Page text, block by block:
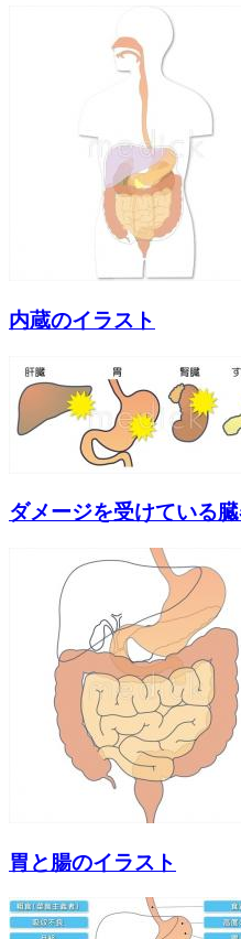
内蔵のイラスト
ダメージを受けている
胃と腸のイラスト